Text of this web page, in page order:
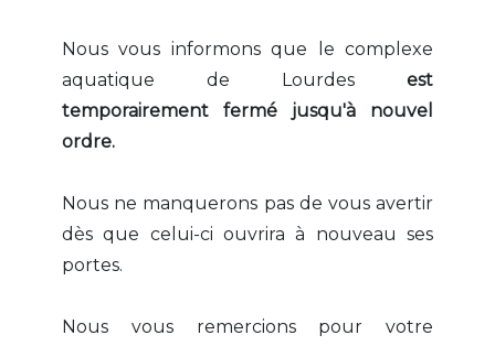
Nous vous informons que le complexe
aquatique de Lourdes est
temporairement fermé jusqu'à nouvel
ordre.
Nous ne manquerons pas de vous avertir
dès que celui-ci ouvrira à nouveau ses
portes.
Nous vous remercions pour votre